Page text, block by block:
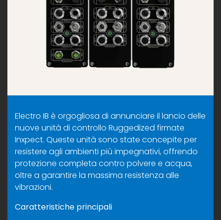
Electro IB è orgogliosa di annunciare il lancio delle
nuove unità di controllo Ruggedized firmate
Inxpect. Queste unità sono state concepite per
resistere agli ambienti più impegnativi, offrendo
protezione completa contro polvere e acqua,
oltre a garantire la massima resistenza alle
vibrazioni.
Caratteristiche principali